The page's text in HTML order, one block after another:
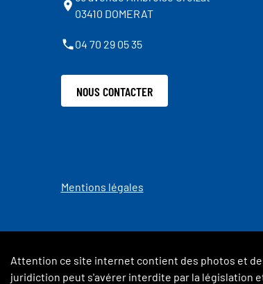
03410 DOMERAT
04 70 29 05 35
NOUS CONTACTER
Mentions légales
Attention ce site internet contient des photos et
juridiction peut s'avérer interdite par la législation